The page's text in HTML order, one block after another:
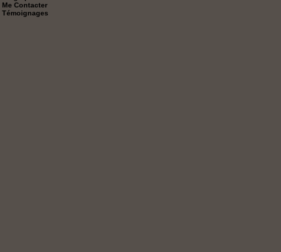
Me Contacter
Témoignages